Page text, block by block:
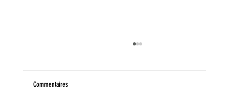
Commentaires